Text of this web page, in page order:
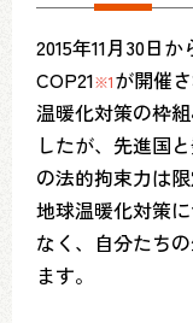
2015年11月30日
COP21※1が開催
温暖化対策の枠
したが、先進国
の法的拘束力は
地球温暖化対策
なく、自分たち
ます。